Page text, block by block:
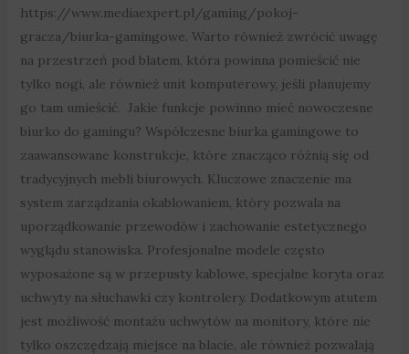
https://www.mediaexpert.pl/gaming/pokoj-
gracza/biurka-gamingowe. Warto również zwrócić uwagę
na przestrzeń pod blatem, która powinna pomieścić nie
tylko nogi, ale również unit komputerowy, jeśli planujemy
go tam umieścić. Jakie funkcje powinno mieć nowoczesne
biurko do gamingu? Współczesne biurka gamingowe to
zaawansowane konstrukcje, które znacząco różnią się od
tradycyjnych mebli biurowych. Kluczowe znaczenie ma
system zarządzania okablowaniem, który pozwala na
uporządkowanie przewodów i zachowanie estetycznego
wyglądu stanowiska. Profesjonalne modele często
wyposażone są w przepusty kablowe, specjalne koryta oraz
uchwyty na słuchawki czy kontrolery. Dodatkowym atutem
jest możliwość montażu uchwytów na monitory, które nie
tylko oszczędzają miejsce na blacie, ale również pozwalają